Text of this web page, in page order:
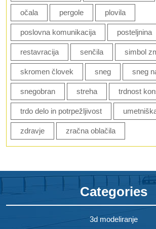
očala pergole plovila
poslovna komunikacija posteljnina
restavracija senčila simbol
skromen človek sneg sneg
snegobran streha trdnost
trdo delo in potrpežljivost
zdravje zračna oblačila
Categories
3d modeliranje